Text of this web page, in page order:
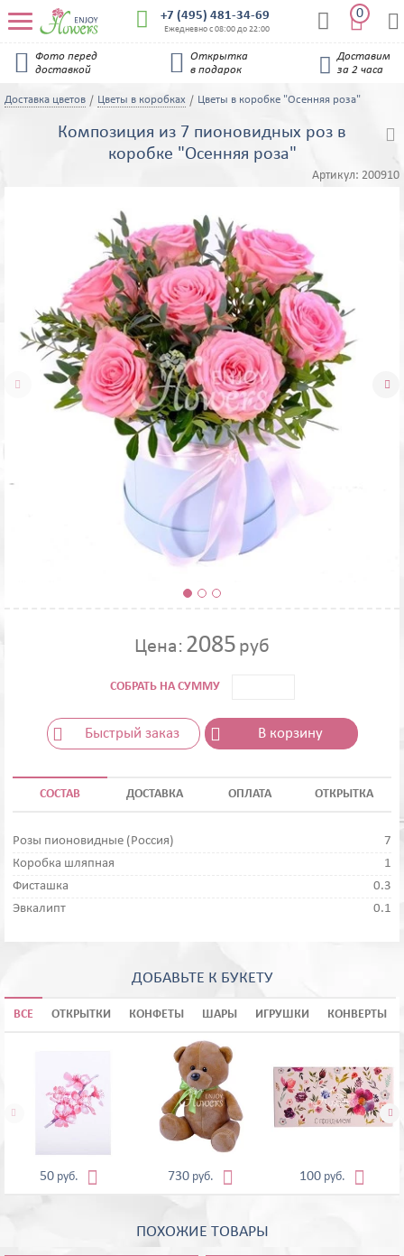
 +7 (495) 481-34-69
Ежедневно с 08:00 до 22:00  
0 

Фото перед
доставкой

Открытка
в подарок

Доставим
за 2 часа
Доставка цветов Цветы в коробках Цветы в коробке "Осенняя роза"
Композиция из 7 пионовидных роз в
коробке "Осенняя роза"
Артикул: 200910
 
Цена: 2085 руб
СОБРАТЬ НА СУММУ
Быстрый заказ В корзину
СОСТАВ ДОСТАВКА ОПЛАТА ОТКРЫТКА
Розы пионовидные (Россия)
7
Коробка шляпная
1
Фисташка
0.3
Эвкалипт
0.1

ДОБАВЬТЕ К БУКЕТУ
ВСЕ ОТКРЫТКИ КОНФЕТЫ ШАРЫ ИГРУШКИ КОНВЕРТЫ
50 руб.  730 руб.  100 руб. 
 
ПОХОЖИЕ ТОВАРЫ